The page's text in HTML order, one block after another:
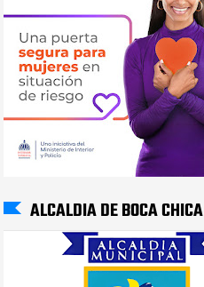
ALCALDIA DE BOCA CHICA